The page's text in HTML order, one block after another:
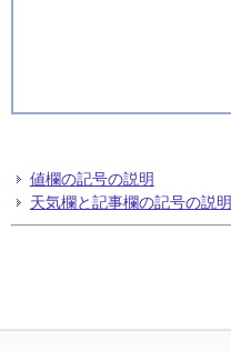
値欄の記号の説明
天気欄と記事欄の記号の説明